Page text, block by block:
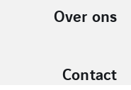
Over ons
Contact